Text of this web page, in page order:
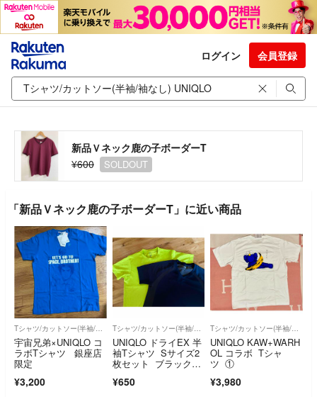
ログイン 会員登録
新品Ｖネック鹿の子ボーダーT
¥600
SOLDOUT
「新品Ｖネック鹿の子ボーダーT」に近い商品
Tシャツ/カットソー(半袖/袖なし)
宇宙兄弟×UNIQLO コ
ラボTシャツ 銀座店
限定
¥3,200
Tシャツ/カットソー(半袖/袖なし)
UNIQLO ドライEX 半
袖Tシャツ Sサイズ2
枚セット ブラック✖️
¥650
Tシャツ/カットソー(半袖/袖なし)
UNIQLO KAW+WARH
OL コラボ Tシャ
ツ ①
¥3,980